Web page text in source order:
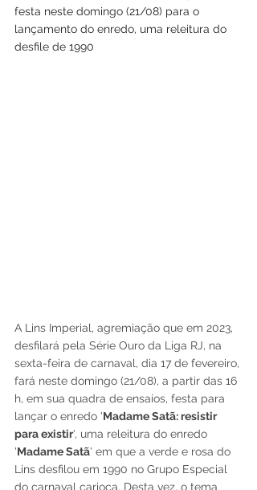
festa neste domingo (21/08) para o
lançamento do enredo, uma releitura do
desfile de 1990
A Lins Imperial, agremiação que em 2023,
desfilará pela Série Ouro da Liga RJ, na
sexta-feira de carnaval, dia 17 de fevereiro,
fará neste domingo (21/08), a partir das 16
h, em sua quadra de ensaios, festa para
lançar o enredo 'Madame Satã: resistir
para existir', uma releitura do enredo
'Madame Satã' em que a verde e rosa do
Lins desfilou em 1990 no Grupo Especial
do carnaval carioca. Desta vez, o tema